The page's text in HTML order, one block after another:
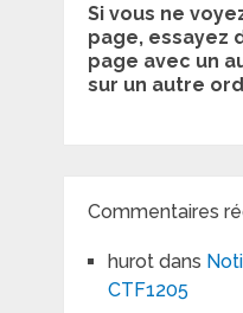
Si vous ne
page, essayez
page avec un
sur un autre
Commentaires
hurotdans
CTF1205